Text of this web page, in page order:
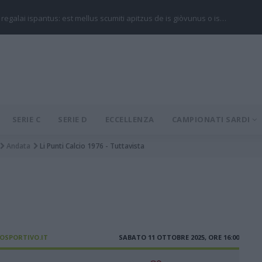
regalai ispantus: est mellus scumiti apitzus de is giòvunus o is…
SERIE C SERIE D ECCELLENZA CAMPIONATI SARDI
Andata Li Punti Calcio 1976 - Tuttavista
SABATO 11 OTTOBRE 2025, ORE 16:00